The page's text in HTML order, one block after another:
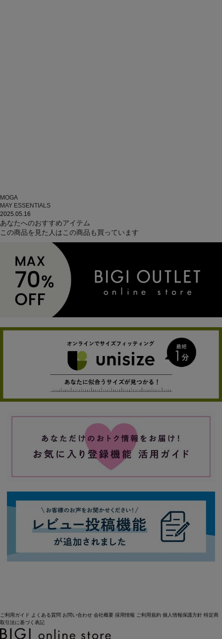
MOGA
MAY ESSENTIALS
2025.05.16
あなたへのおすすめアイテム
この商品を見た人はこの商品も買っています
ご利用ガイド よくある質問 お問い合わせ 会社概要 採用情報 ご利用規約 個人情報保護方針 特定商
取引法に基づく表記